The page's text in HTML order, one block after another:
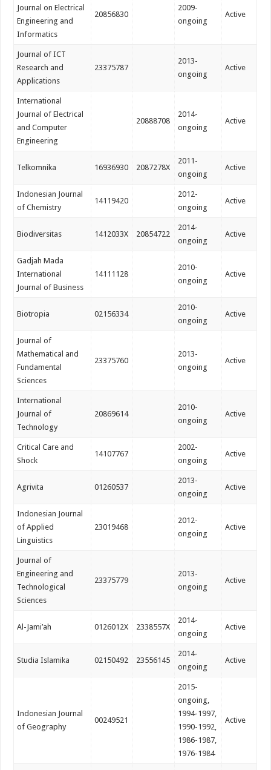
Journal on Electrical
Engineering and
Informatics
20856830
2009-
ongoing
Active
Journal of ICT
Research and
Applications
23375787
2013-
ongoing
Active
International
Journal of Electrical
and Computer
Engineering
20888708
2014-
ongoing
Active
Telkomnika 16936930 2087278X
2011-
ongoing
Active
Indonesian Journal
of Chemistry
14119420
2012-
ongoing
Active
Biodiversitas 1412033X 20854722
2014-
ongoing
Active
Gadjah Mada
International
Journal of Business
14111128
2010-
ongoing
Active
Biotropia 02156334
2010-
ongoing
Active
Journal of
Mathematical and
Fundamental
Sciences
23375760
2013-
ongoing
Active
International
Journal of
Technology
20869614
2010-
ongoing
Active
Critical Care and
Shock
14107767
2002-
ongoing
Active
Agrivita 01260537
2013-
ongoing
Active
Indonesian Journal
of Applied
Linguistics
23019468
2012-
ongoing
Active
Journal of
Engineering and
Technological
Sciences
23375779
2013-
ongoing
Active
Al-Jami’ah 0126012X 2338557X
2014-
ongoing
Active
Studia Islamika 02150492 23556145
2014-
ongoing
Active
Indonesian Journal
of Geography
00249521
2015-
ongoing,
1994-1997,
1990-1992,
1986-1987,
1976-1984
Active